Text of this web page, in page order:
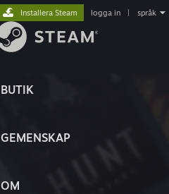
BUTIK
GEMENSKAP
OM
Installera Steam logga in språk